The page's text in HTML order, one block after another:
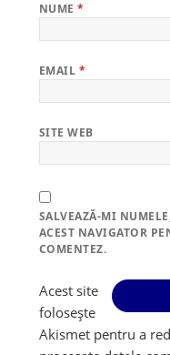
NUME*
EMAIL *
SITE WEB
SALVEAZĂ-MI
ACEST NAVIGATOR
COMENTEZ.
Acest site
folosește
Akismet pentru a